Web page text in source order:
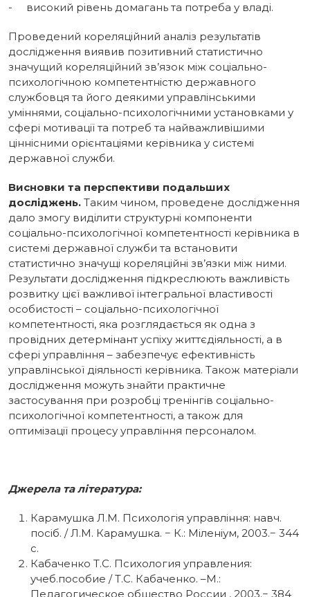
- високий рівень домагань та потреба у владі.
Проведений кореляційний аналіз результатів
дослідження виявив позитивний статистично
значущий кореляційний зв’язок між соціально-
психологічною компетентністю державного
службовця та його деякими управлінськими
уміннями, соціально-психологічними установками у
сфері мотивації та потреб та найважливішими
ціннісними орієнтаціями керівника у системі
державної служби.
Висновки та перспективи подальших
досліджень. Таким чином, проведене дослідження
дало змогу виділити структурні компоненти
соціально-психологічної компетентності керівника в
системі державної служби та встановити
статистично значущі кореляційні зв’язки між ними.
Результати дослідження підкреслюють важливість
розвитку цієї важливої інтегральної властивості
особистості – соціально-психологічної
компетентності, яка розглядається як одна з
провідних детермінант успіху життєдіяльності, а в
сфері управління – забезпечує ефективність
управлінської діяльності керівника. Також матеріали
дослідження можуть знайти практичне
застосування при розробці тренінгів соціально-
психологічної компетентності, а також для
оптимізації процесу управління персоналом.
Джерела та література:
Карамушка Л.М. Психологія управління: навч.
посіб. / Л.М. Карамушка. − К.: Міленіум, 2003.− 344
с.
Кабаченко Т.С. Психология управления:
учеб.пособие / Т.С. Кабаченко. –М.:
Педагогическое общество России , 2003.− 384